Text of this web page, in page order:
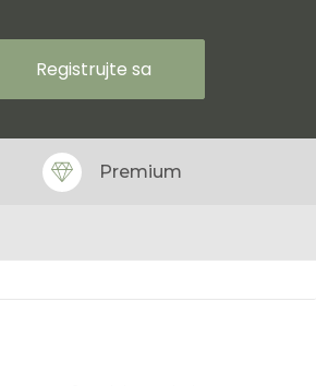
Registrujte sa
Premium